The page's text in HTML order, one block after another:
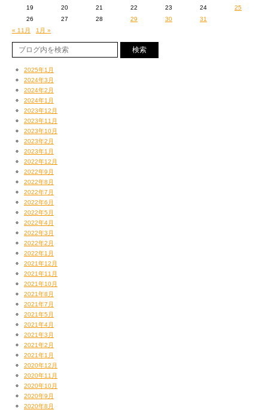
■大垣市HP：
19
20 21 22 23 24
25
26
27 28 29 30
31
« 11月
1月 »
2025年1月
2024年3月
2024年2月
2024年1月
2023年12月
2023年11月
2023年10月
2023年2月
2023年1月
2022年12月
2022年9月
2022年8月
2022年7月
2022年6月
2022年5月
2022年4月
2022年3月
2022年2月
2022年1月
2021年12月
2021年11月
2021年10月
2021年8月
2021年7月
2021年5月
2021年4月
2021年3月
2021年2月
2021年1月
2020年12月
2020年11月
2020年10月
2020年9月
2020年8月